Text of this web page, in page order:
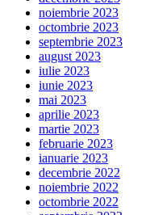
noiembrie 2023
octombrie 2023
septembrie 2023
august 2023
iulie 2023
iunie 2023
mai 2023
aprilie 2023
martie 2023
februarie 2023
ianuarie 2023
decembrie 2022
noiembrie 2022
octombrie 2022